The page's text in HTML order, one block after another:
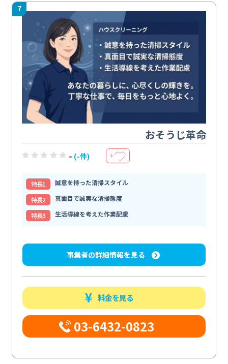
7
おそうじ革命
- (-件) ＋
特⻑1
誠意を持った清掃スタイル
特⻑2
真面目で誠実な清掃態度
特⻑3
生活導線を考えた作業配慮
事業者の詳細情報を見る
料金を見る
03-6432-0823